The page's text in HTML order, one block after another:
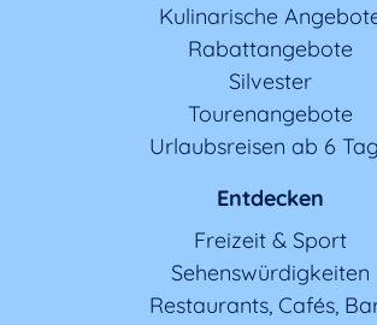
Kulinarische
Rabattangebote
Silvester
Tourenangebote
Urlaubsreisen ab 6
Entdecken
Freizeit & Sport
Sehenswürdigkeiten
Restaurants, Cafés,